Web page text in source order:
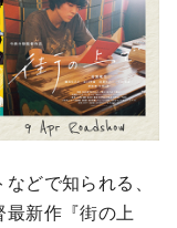
どで知られる、
新作『街の上